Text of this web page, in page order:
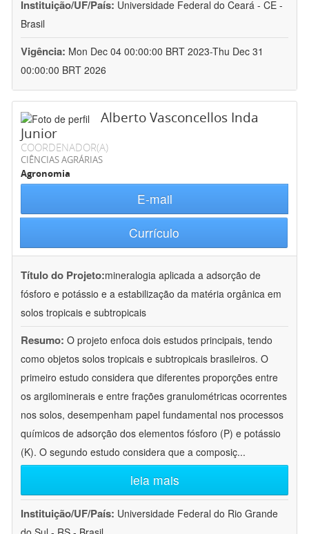
Instituição/UF/País: Universidade Federal do Ceará - CE -
Brasil
Vigência: Mon Dec 04 00:00:00 BRT 2023-Thu Dec 31
00:00:00 BRT 2026
Alberto Vasconcellos Inda
Junior
COORDENADOR(A)
CIÊNCIAS AGRÁRIAS
Agronomia
E-mail
Currículo
Título do Projeto:mineralogia aplicada a adsorção de
fósforo e potássio e a estabilização da matéria orgânica em
solos tropicais e subtropicais
Resumo: O projeto enfoca dois estudos principais, tendo
como objetos solos tropicais e subtropicais brasileiros. O
primeiro estudo considera que diferentes proporções entre
os argilominerais e entre frações granulométricas ocorrentes
nos solos, desempenham papel fundamental nos processos
químicos de adsorção dos elementos fósforo (P) e potássio
(K). O segundo estudo considera que a composiç...
leia mais
Instituição/UF/País: Universidade Federal do Rio Grande